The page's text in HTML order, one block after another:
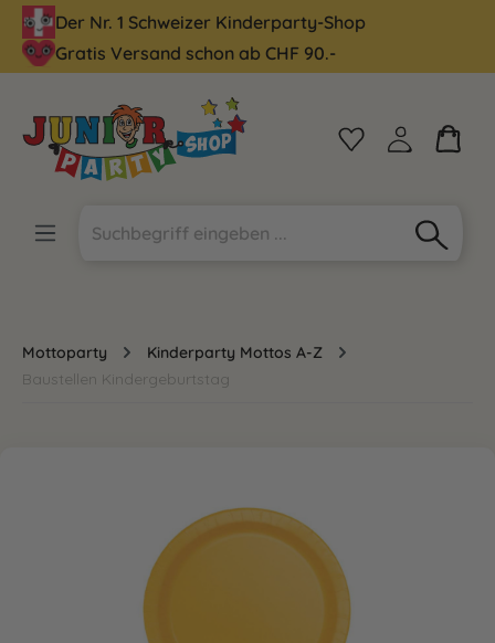
springen
Der Nr. 1 Schweizer Kinderparty-Shop
Gratis Versand schon ab CHF 90.-
Mottoparty
Kinderparty Mottos A-Z
Baustellen Kindergeburtstag
Bildergalerie überspringen